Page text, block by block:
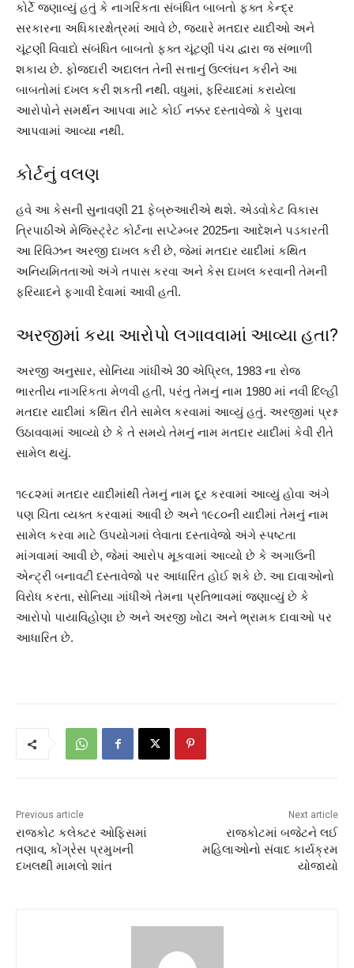
કોર્ટે જણાવ્યું હતું કે નાગરિકતા સંબંધિત બાબતો ફક્ત કેન્દ્ર
સરકારના અધિકારક્ષેત્રમાં આવે છે, જ્યારે મતદાર યાદીઓ અને
ચૂંટણી વિવાદો સંબંધિત બાબતો ફક્ત ચૂંટણી પંચ દ્વારા જ સંભાળી
શકાય છે. ફોજદારી અદાલત તેની સત્તાનું ઉલ્લંઘન કરીને આ
બાબતોમાં દખલ કરી શકતી નથી. વધુમાં, ફરિયાદમાં કરાયેલા
આરોપોને સમર્થન આપવા માટે કોઈ નક્કર દસ્તાવેજો કે પુરાવા
આપવામાં આવ્યા નથી.
કોર્ટનું વલણ
હવે આ કેસની સુનાવણી 21 ફેબ્રુઆરીએ થશે. એડવોકેટ વિકાસ
ત્રિપાઠીએ મેજિસ્ટ્રેટ કોર્ટના સપ્ટેમ્બર 2025ના આદેશને પડકારતી
આ રિવિઝન અરજી દાખલ કરી છે, જેમાં મતદાર યાદીમાં કથિત
અનિયમિતતાઓ અંગે તપાસ કરવા અને કેસ દાખલ કરવાની તેમની
ફરિયાદને ફગાવી દેવામાં આવી હતી.
અરજીમાં કયા આરોપો લગાવવામાં આવ્યા હતા?
અરજી અનુસાર, સોનિયા ગાંધીએ 30 એપ્રિલ, 1983 ના રોજ
ભારતીય નાગરિકતા મેળવી હતી, પરંતુ તેમનું નામ 1980 માં નવી દિલ્હી
મતદાર યાદીમાં કથિત રીતે સામેલ કરવામાં આવ્યું હતું. અરજીમાં પ્રશ્ન
ઉઠાવવામાં આવ્યો છે કે તે સમયે તેમનું નામ મતદાર યાદીમાં કેવી રીતે
સામેલ થયું.
૧૯૮૨માં મતદાર યાદીમાંથી તેમનું નામ દૂર કરવામાં આવ્યું હોવા અંગે
પણ ચિંતા વ્યક્ત કરવામાં આવી છે અને ૧૯૮૦ની યાદીમાં તેમનું નામ
સામેલ કરવા માટે ઉપયોગમાં લેવાતા દસ્તાવેજો અંગે સ્પષ્ટતા
માંગવામાં આવી છે, જેમાં આરોપ મૂકવામાં આવ્યો છે કે અગાઉની
એન્ટ્રી બનાવટી દસ્તાવેજો પર આધારિત હોઈ શકે છે. આ દાવાઓનો
વિરોધ કરતા, સોનિયા ગાંધીએ તેમના પ્રતિભાવમાં જણાવ્યું છે કે
આરોપો પાયાવિહોણા છે અને અરજી ખોટા અને ભ્રામક દાવાઓ પર
આધારિત છે.
Previous article
રાજકોટ કલેક્ટર ઓફિસમાં
તણાવ, કોંગ્રેસ પ્રમુખની
દખલથી મામલો શાંત
Next article
રાજકોટમાં બજેટને લઈ
મહિલાઓનો સંવાદ કાર્યક્રમ
યોજાયો